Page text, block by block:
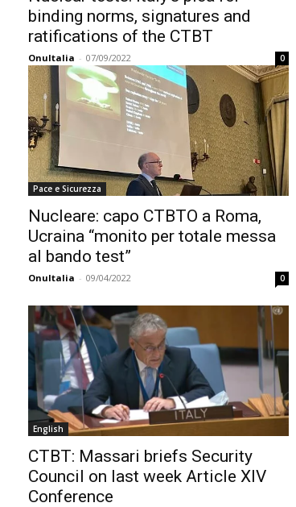
binding norms, signatures and
ratifications of the CTBT
OnuItalia - 07/09/2022 0
Pace e Sicurezza
Nucleare: capo CTBTO a Roma,
Ucraina “monito per totale messa
al bando test”
OnuItalia - 09/04/2022 0
English
CTBT: Massari briefs Security
Council on last week Article XIV
Conference